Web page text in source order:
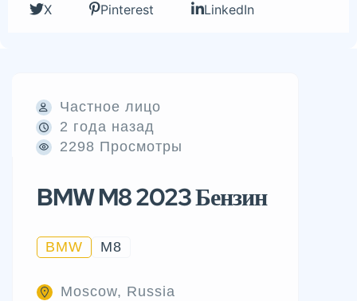
X Pinterest LinkedIn
Частное лицо
2 года назад
2298 Просмотры
BMW M8 2023 Бензин
BMW M8
Moscow, Russia